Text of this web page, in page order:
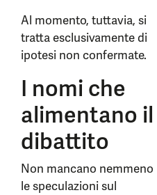
Al momento, tuttavia, si
tratta esclusivamente di
ipotesi non confermate.
I nomi che
alimentano il
dibattito
Non mancano nemmeno
le speculazioni sul